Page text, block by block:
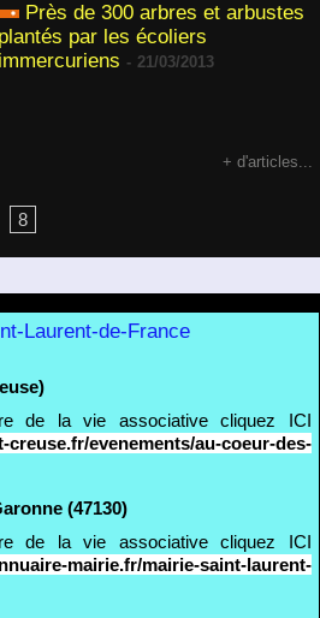
Près de 300 arbres et arbustes
plantés par les écoliers
immercuriens - 21/03/2013
+ d'articles...
8
Laurent-de-France
de la vie associative cliquez ICI
evenements/au-coeur-des-
(47130)
de la vie associative cliquez ICI
mairie.fr/mairie-saint-laurent-